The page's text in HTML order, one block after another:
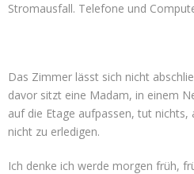
Stromausfall. Telefone und
Das Zimmer lässt sich nicht
davor sitzt eine Madam, in einem
auf die Etage aufpassen, tut nichts,
nicht zu erledigen.
Ich denke ich werde morgen früh,